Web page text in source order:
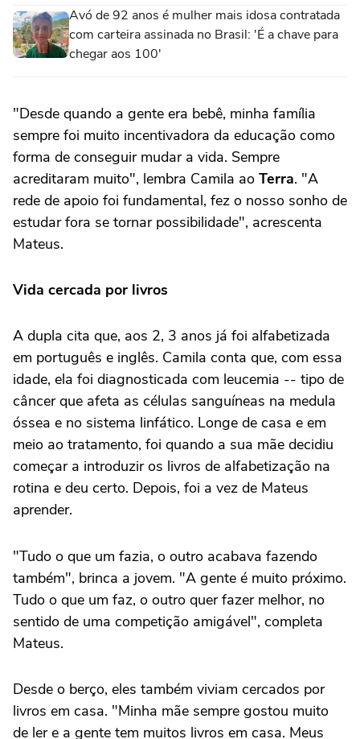
Avó de 92 anos é mulher mais idosa contratada
com carteira assinada no Brasil: 'É a chave para
chegar aos 100'
"Desde quando a gente era bebê, minha família
sempre foi muito incentivadora da educação como
forma de conseguir mudar a vida. Sempre
acreditaram muito", lembra Camila ao Terra. "A
rede de apoio foi fundamental, fez o nosso sonho de
estudar fora se tornar possibilidade", acrescenta
Mateus.
Vida cercada por livros
A dupla cita que, aos 2, 3 anos já foi alfabetizada
em português e inglês. Camila conta que, com essa
idade, ela foi diagnosticada com leucemia -- tipo de
câncer que afeta as células sanguíneas na medula
óssea e no sistema linfático. Longe de casa e em
meio ao tratamento, foi quando a sua mãe decidiu
começar a introduzir os livros de alfabetização na
rotina e deu certo. Depois, foi a vez de Mateus
aprender.
"Tudo o que um fazia, o outro acabava fazendo
também", brinca a jovem. "A gente é muito próximo.
Tudo o que um faz, o outro quer fazer melhor, no
sentido de uma competição amigável", completa
Mateus.
Desde o berço, eles também viviam cercados por
livros em casa. "Minha mãe sempre gostou muito
de ler e a gente tem muitos livros em casa. Meus